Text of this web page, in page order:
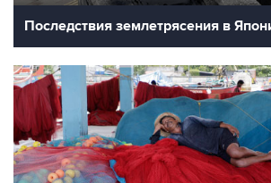
Последствия землетрясения в